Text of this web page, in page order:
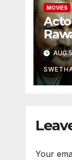
MOVIES
AUG
Your